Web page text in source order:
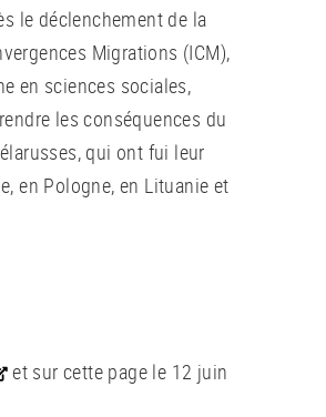
le déclenchement de la
Migrations (ICM),
en sciences sociales,
les conséquences du
qui ont fui leur
en Pologne, en Lituanie et
et sur cette page le 12 juin